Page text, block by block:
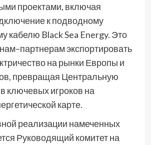
проектами, включая
к подводному
кабелю Black Sea Energy. Это
экспортировать
на рынки Европы и
превращая Центральную
ключевых игроков на
карте.
реализации намеченных
Руководящий комитет на